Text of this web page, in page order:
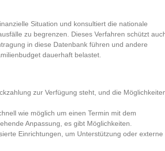
Situation und konsultiert die nationale
zu begrenzen. Dieses Verfahren schützt
in diese Datenbank führen und andere
dauerhaft belastet.
zur Verfügung steht, und die
wie möglich um einen Termin mit dem
Anpassung, es gibt Möglichkeiten.
Einrichtungen, um Unterstützung oder externe